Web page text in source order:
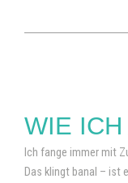
WIE
Ich fange immer mit
Das klingt banal – ist